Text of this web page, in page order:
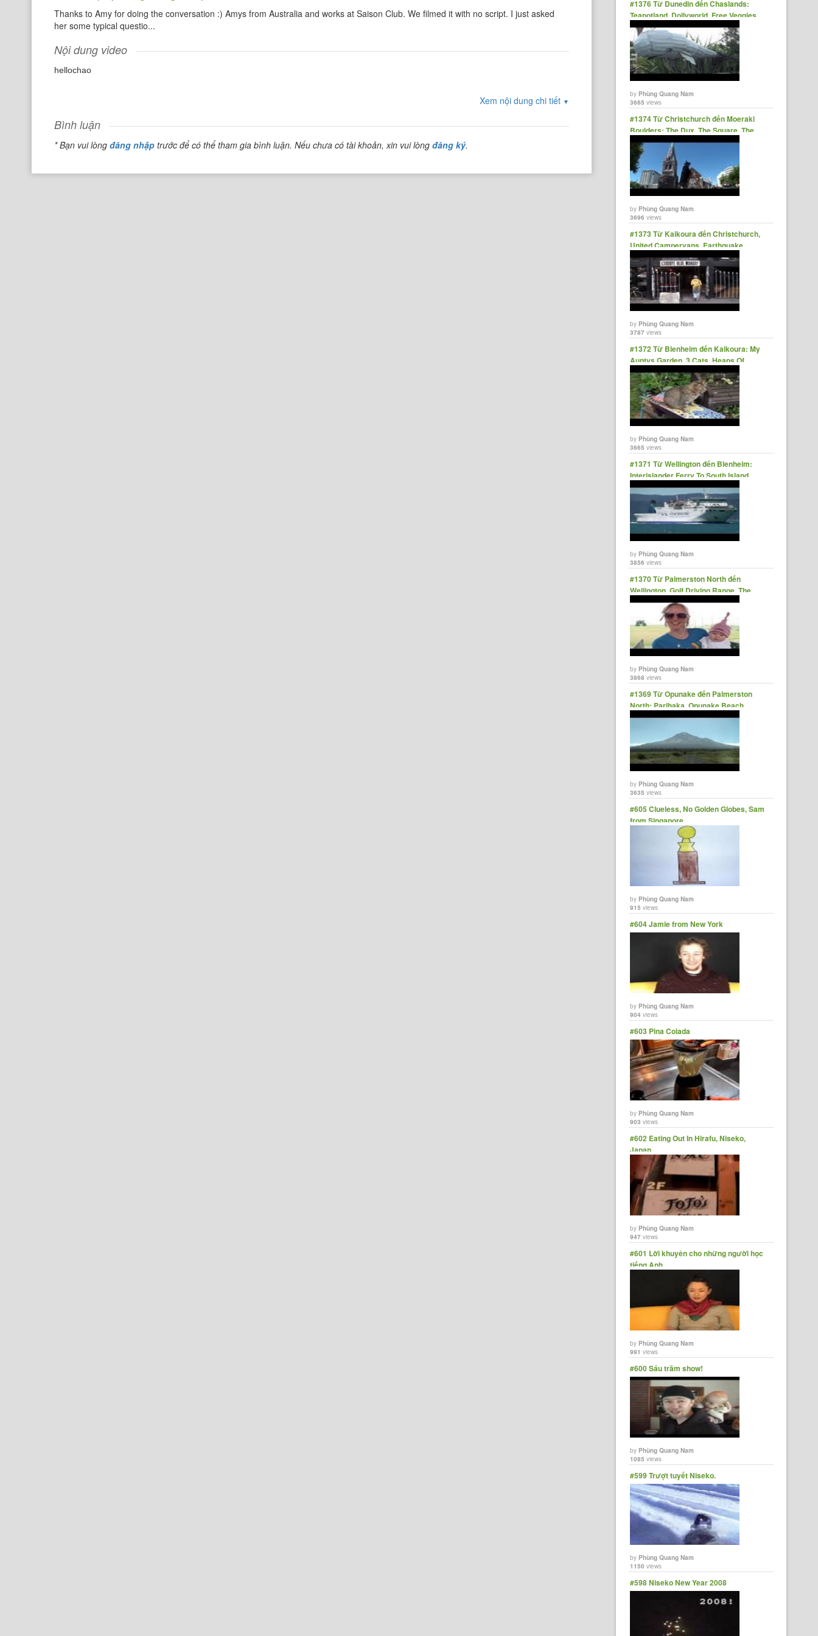
Thanks to Amy for doing the conversation :) Amys from Australia and works at Saison Club. We filmed it with no script. I just asked
her some typical questio...
Nội dung video
hellochao
Xem nội dung chi tiết ▼
Bình luận
* Bạn vui lòngđăng nhập trước để có thể tham gia bình luận. Nếu chưa có tài khoản, xin vui lòngđăng ký.
#1376 Từ Dunedin đến Chaslands:
Teapotland, Dollyworld, Free Veggies,
The Lost Gypsy Gallery
byPhùng Quang Nam
3665 views
#1374 Từ Christchurch đến Moeraki
Boulders: The Dux, The Square, The
Wizard, Kapa Haka
byPhùng Quang Nam
3696 views
#1373 Từ Kaikoura đến Christchurch,
United Campervans, Earthquake
Damage, Goodbye Blue Monday.
byPhùng Quang Nam
3787 views
#1372 Từ Blenheim đến Kaikoura: My
Auntys Garden, 3 Cats, Heaps Of
Seals, Salad + Spa
byPhùng Quang Nam
3665 views
#1371 Từ Wellington đến Blenheim:
Interislander Ferry To South Island,
Sunset Sailing, Kaipupu Point
byPhùng Quang Nam
3856 views
#1370 Từ Palmerston North đến
Wellington, Golf Driving Range, The
Square, Swings, NZs Capital City
byPhùng Quang Nam
3868 views
#1369 Từ Opunake đến Palmerston
North: Parihaka, Opunake Beach
Carnival, Patea, Bulls
byPhùng Quang Nam
3635 views
#605 Clueless, No Golden Globes, Sam
from Singapore
byPhùng Quang Nam
915 views
#604 Jamie from New York
byPhùng Quang Nam
904 views
#603 Pina Colada
byPhùng Quang Nam
903 views
#602 Eating Out In Hirafu, Niseko,
Japan
byPhùng Quang Nam
947 views
#601 Lời khuyên cho những người học
tiếng Anh.
byPhùng Quang Nam
991 views
#600 Sáu trăm show!
byPhùng Quang Nam
1085 views
#599 Trượt tuyết Niseko.
byPhùng Quang Nam
1150 views
#598 Niseko New Year 2008